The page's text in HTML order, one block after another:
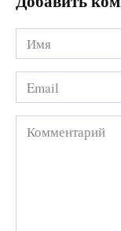
Имя
*
Email
*
Комментарий